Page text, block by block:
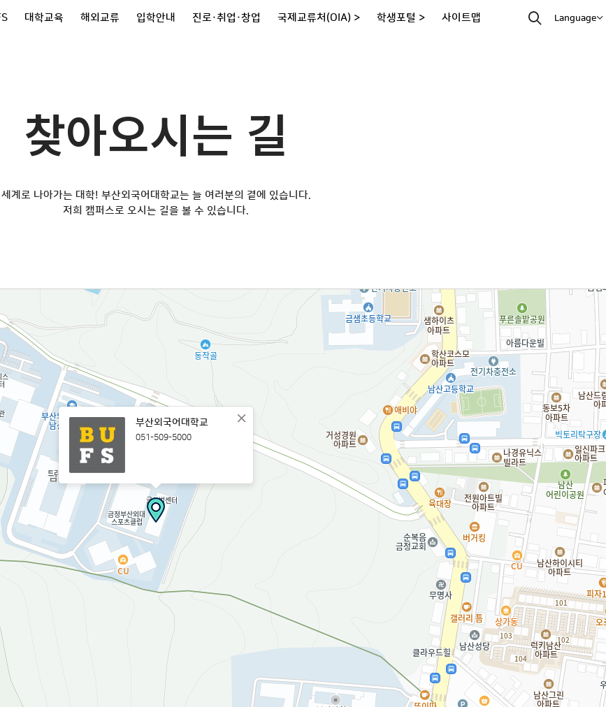
대학교육 해외교류 입학안내 진로·취업·창업 국제교류처(OIA) > 학생포털 > 사이트맵 Language
찾아오시는 길
세계로 나아가는 대학! 부산외국어대학교는 늘 여러분의 곁에 있습니다.
저희 캠퍼스로 오시는 길을 볼 수 있습니다.
부산외국어대학교
051-509-5000